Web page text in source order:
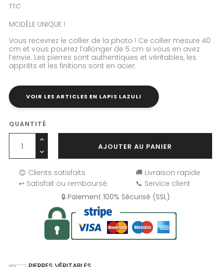
TTC
MODÈLE UNIQUE !
Vous recevrez le collier de la photo ! Ce collier mesure 40
cm et vous pourrez l’allonger de 5 cm si vous en avez
l’envie. Les pierres sont authentiques et véritables, les
apprêts et les finitions sont en acier.
VOIR LES ARTICLES EN LAPIS LAZULI
QUANTITÉ
AJOUTER AU PANIER
😊 Clients satisfaits
🚚 Livraison rapide
↩️ Satisfait ou remboursé
📞 Service client
🔒 Paiement 100% Sécurisé (SSL)